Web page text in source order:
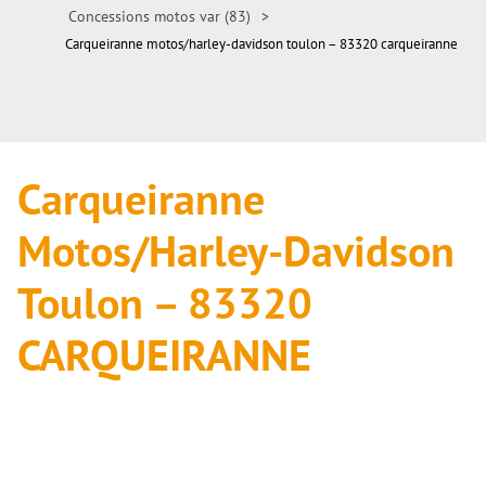
Concessions motos var (83)
>
Carqueiranne motos/harley-davidson toulon – 83320 carqueiranne
Carqueiranne
Motos/Harley-Davidson
Toulon – 83320
CARQUEIRANNE